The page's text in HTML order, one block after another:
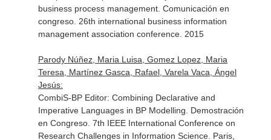
business process management. Comunicación en
congreso. 26th international business information
management association conference. 2015
Parody Núñez, Maria Luisa, Gomez Lopez, Maria
Teresa, Martínez Gasca, Rafael, Varela Vaca, Ángel
Jesús:
CombiS-BP Editor: Combining Declarative and
Imperative Languages in BP Modelling. Demostración
en Congreso. 7th IEEE International Conference on
Research Challenges in Information Science. Paris,